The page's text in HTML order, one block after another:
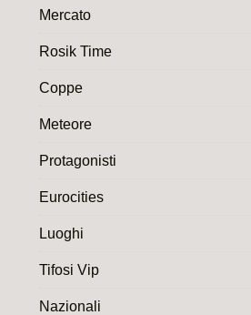
Mercato
Rosik Time
Coppe
Meteore
Protagonisti
Eurocities
Luoghi
Tifosi Vip
Nazionali